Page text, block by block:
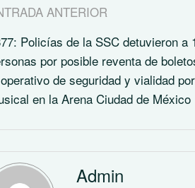
ANTERIOR
Policías de la SSC detuvieron a
por posible reventa de
de seguridad y vialidad
en la Arena Ciudad de México
Admin